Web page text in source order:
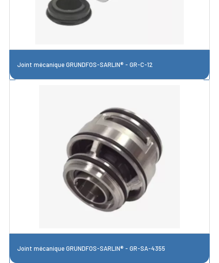
Joint mécanique GRUNDFOS-SARLIN® - GR-C-12
Joint mécanique GRUNDFOS-SARLIN® - GR-SA-4355